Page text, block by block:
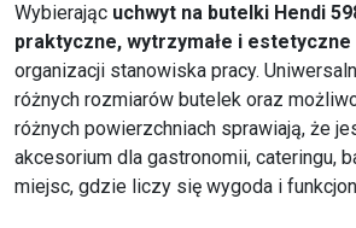
Wybierając uchwyt na butelki Hendi
praktyczne, wytrzymałe i
organizacji stanowiska pracy.
różnych rozmiarów butelek oraz
różnych powierzchniach sprawiają, że
akcesorium dla gastronomii, cateringu,
miejsc, gdzie liczy się wygoda i